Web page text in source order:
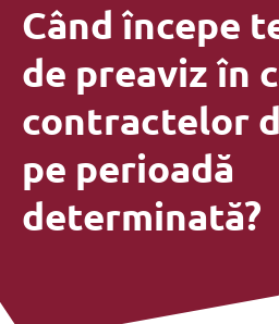
Controale
Română
Când începe
de preaviz în
contractelor
pe perioadă
determinată?